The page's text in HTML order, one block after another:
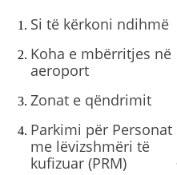
Si të kërkoni ndihmë
Koha e mbërritjes në
aeroport
Zonat e qëndrimit
Parkimi për Personat
me lëvizshmëri të
kufizuar (PRM)